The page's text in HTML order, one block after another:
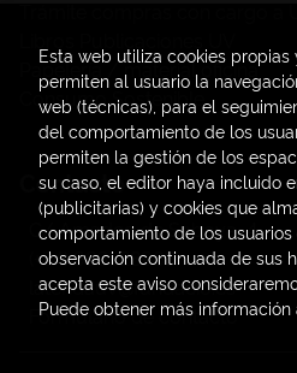
Papelería / material oficina
Consumo Sostenible
Contacto
C/ Amadeo de Saboya, 4
(+34) 963828968
latendauv@fundacio.es
Formulario de contacto
Esta web utiliza cookies
permiten al usuario la
web (técnicas), para el
del comportamiento de los
permiten la gestión de los
su caso, el editor haya incluido
(publicitarias) y cookies que
comportamiento de los
observación continuada de sus
acepta este aviso
Puede obtener más información